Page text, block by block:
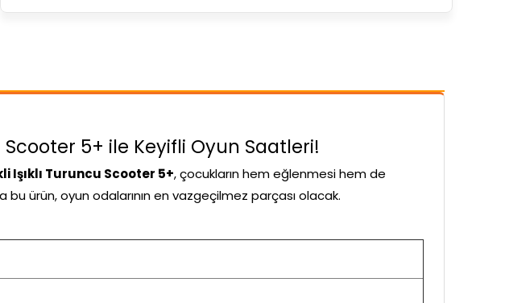
5+ ile Keyifli Oyun Saatleri!
Işıklı Turuncu Scooter 5+, çocukların hem eğlenmesi hem de
bu ürün, oyun odalarının en vazgeçilmez parçası olacak.